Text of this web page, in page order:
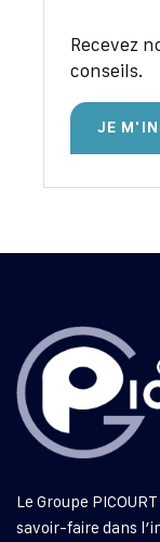
Recevez
conseils.
JE
Le Groupe
savoir-faire dans